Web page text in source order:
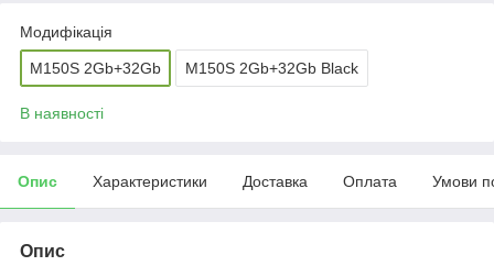
Модифікація
M150S 2Gb+32Gb M150S 2Gb+32Gb Black
В наявності
Опис Характеристики Доставка Оплата Умови
Опис